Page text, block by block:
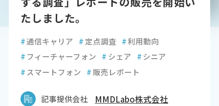
たしました。
#通信キャリア # 定点調査 #利用動向
# フィーチャーフォン # シェア #シニア
# スマートフォン # 販売レポート
記事提供会社 MMDLabo株式会社